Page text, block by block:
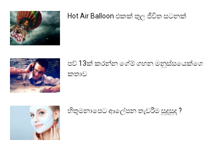
Hot Air Balloon එකක් තුල ජීවිත සටනක්
පව් 13ක් කරන්න ගේම් ගහන මනුස්සයෙක්ගෙ
කතාව
හිතුමනාපෙට ආලේපන තැවරීම සුදුසුද ?